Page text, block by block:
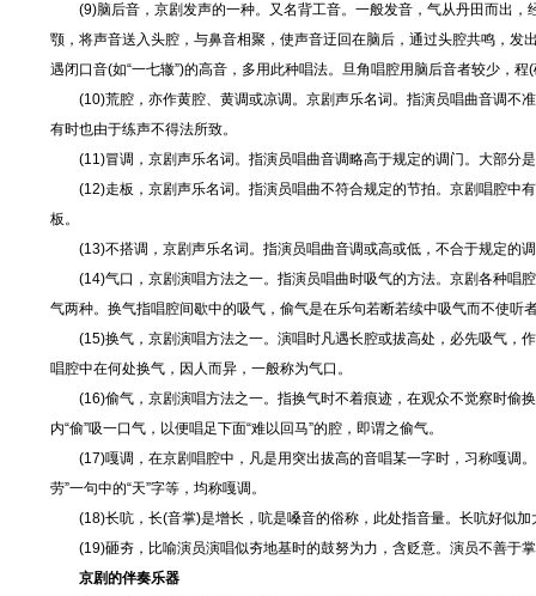
(9)脑后音，京剧发声的一种。又名背工音。一般发音，气从丹田而出，
颚，将声音送入头腔，与鼻音相聚，使声音迂回在脑后，通过头腔共鸣，
遇闭口音(如“一七辙”)的高音，多用此种唱法。旦角唱腔用脑后音者较少，
(10)荒腔，亦作黄腔、黄调或凉调。京剧声乐名词。指演员唱曲音调不
有时也由于练声不得法所致。
(11)冒调，京剧声乐名词。指演员唱曲音调略高于规定的调门。大部分
(12)走板，京剧声乐名词。指演员唱曲不符合规定的节拍。京剧唱腔中
板。
(13)不搭调，京剧声乐名词。指演员唱曲音调或高或低，不合于规定的
(14)气口，京剧演唱方法之一。指演员唱曲时吸气的方法。京剧各种唱
气两种。换气指唱腔间歇中的吸气，偷气是在乐句若断若续中吸气而不使听
(15)换气，京剧演唱方法之一。演唱时凡遇长腔或拔高处，必先吸气，
唱腔中在何处换气，因人而异，一般称为气口。
(16)偷气，京剧演唱方法之一。指换气时不着痕迹，在观众不觉察时偷换
内“偷”吸一口气，以便唱足下面“难以回马”的腔，即谓之偷气。
(17)嘎调，在京剧唱腔中，凡是用突出拔高的音唱某一字时，习称嘎调。
劳”一句中的“天”字等，均称嘎调。
(18)长吭，长(音掌)是增长，吭是嗓音的俗称，此处指音量。长吭好似加
(19)砸夯，比喻演员演唱似夯地基时的鼓努为力，含贬意。演员不善于
京剧的伴奏乐器